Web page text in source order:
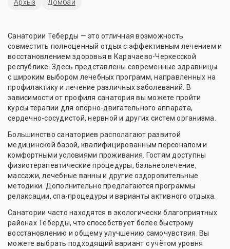
Архыз Домбай
Санатории Теберды — это отличная возможность
совместить полноценный отдых с эффективным лечением и
восстановлением здоровья в Карачаево-Черкесской
республике. Здесь представлены современные здравницы
с широким выбором лечебных программ, направленных на
профилактику и лечение различных заболеваний. В
зависимости от профиля санатория вы можете пройти
курсы терапии для опорно-двигательного аппарата,
сердечно-сосудистой, нервной и других систем организма.
Большинство санаториев располагают развитой
медицинской базой, квалифицированным персоналом и
комфортными условиями проживания. Гостям доступны
физиотерапевтические процедуры, бальнеолечение,
массажи, лечебные ванны и другие оздоровительные
методики. Дополнительно предлагаются программы
релаксации, спа-процедуры и варианты активного отдыха.
Санатории часто находятся в экологически благоприятных
районах Теберды, что способствует более быстрому
восстановлению и общему улучшению самочувствия. Вы
можете выбрать подходящий вариант с учётом уровня